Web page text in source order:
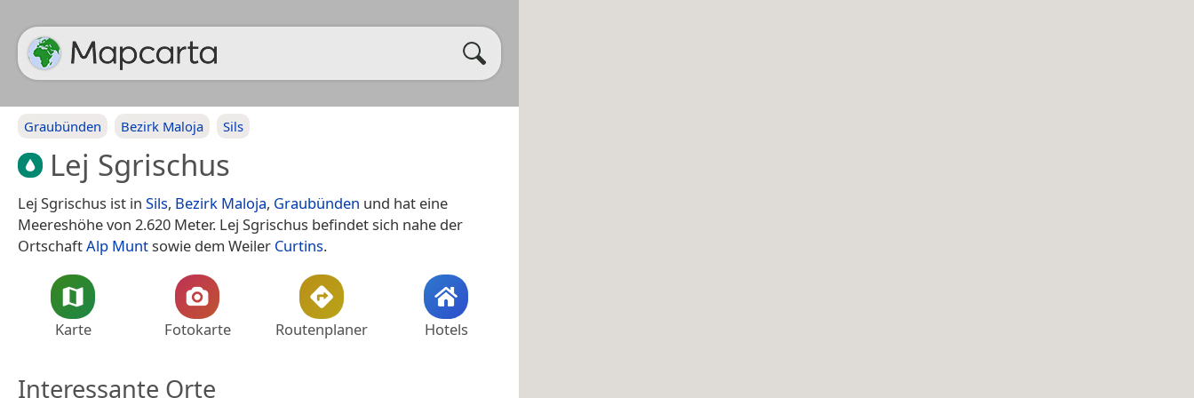
Graubünden Bezirk Maloja Sils
Lej Sgrischus
Lej Sgrischus ist in Sils, Bezirk Maloja, Graubünden und hat eine
Meereshöhe von 2.620 Meter. Lej Sgrischus befindet sich nahe der
OrtschaftAlp Muntsowie dem Weiler Curtins.
Karte Fotokarte Routenplaner Hotels
Interessante Orte